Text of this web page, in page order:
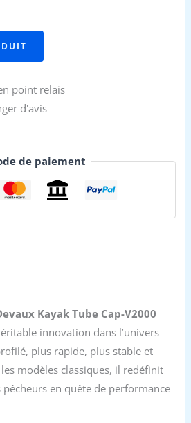
point relais
d'avis
de paiement
Kayak Tube Cap-V2000
innovation dans l’univers
plus rapide, plus stable et
modèles classiques, il redéfinit
en quête de performance